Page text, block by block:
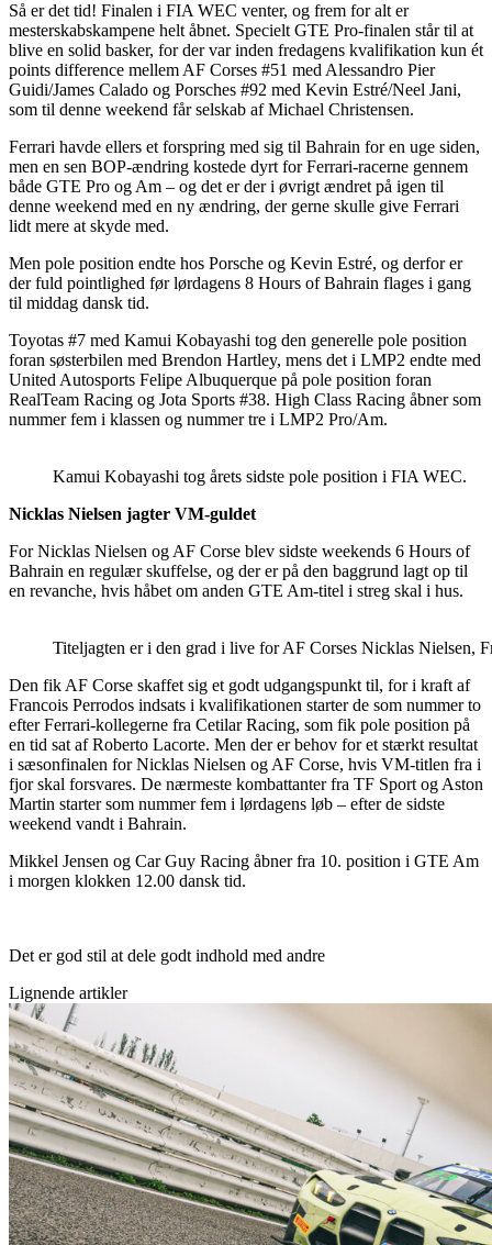
Så er det tid! Finalen i FIA WEC venter, og frem for alt er
mesterskabskampene helt åbnet. Specielt GTE Pro-finalen står til at
blive en solid basker, for der var inden fredagens kvalifikation kun ét
points difference mellem AF Corses #51 med Alessandro Pier
Guidi/James Calado og Porsches #92 med Kevin Estré/Neel Jani,
som til denne weekend får selskab af Michael Christensen.
Ferrari havde ellers et forspring med sig til Bahrain for en uge siden,
men en sen BOP-ændring kostede dyrt for Ferrari-racerne gennem
både GTE Pro og Am – og det er der i øvrigt ændret på igen til
denne weekend med en ny ændring, der gerne skulle give Ferrari
lidt mere at skyde med.
Men pole position endte hos Porsche og Kevin Estré, og derfor er
der fuld pointlighed før lørdagens 8 Hours of Bahrain flages i gang
til middag dansk tid.
Toyotas #7 med Kamui Kobayashi tog den generelle pole position
foran søsterbilen med Brendon Hartley, mens det i LMP2 endte med
United Autosports Felipe Albuquerque på pole position foran
RealTeam Racing og Jota Sports #38. High Class Racing åbner som
nummer fem i klassen og nummer tre i LMP2 Pro/Am.
Kamui Kobayashi tog årets sidste pole position i FIA WEC.
Nicklas Nielsen jagter VM-guldet
For Nicklas Nielsen og AF Corse blev sidste weekends 6 Hours of
Bahrain en regulær skuffelse, og der er på den baggrund lagt op til
en revanche, hvis håbet om anden GTE Am-titel i streg skal i hus.
Titeljagten er i den grad i live for AF Corses Nicklas Nielsen,
Den fik AF Corse skaffet sig et godt udgangspunkt til, for i kraft af
Francois Perrodos indsats i kvalifikationen starter de som nummer to
efter Ferrari-kollegerne fra Cetilar Racing, som fik pole position på
en tid sat af Roberto Lacorte. Men der er behov for et stærkt resultat
i sæsonfinalen for Nicklas Nielsen og AF Corse, hvis VM-titlen fra i
fjor skal forsvares. De nærmeste kombattanter fra TF Sport og Aston
Martin starter som nummer fem i lørdagens løb – efter de sidste
weekend vandt i Bahrain.
Mikkel Jensen og Car Guy Racing åbner fra 10. position i GTE Am
i morgen klokken 12.00 dansk tid.
Det er god stil at dele godt indhold med andre
Lignende artikler